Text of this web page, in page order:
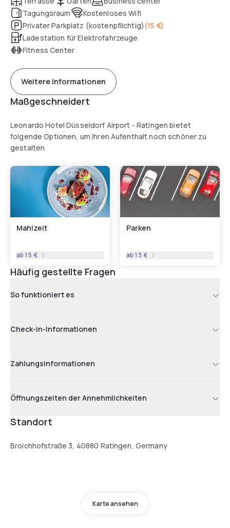
Tagungsraum
Kostenloses Wifi
Privater Parkplatz (kostenpflichtig)(15 €)
Ladestation für Elektrofahrzeuge
Fitness Center
Weitere Informationen
Maßgeschneidert
Leonardo Hotel Düsseldorf Airport - Ratingen bietet
folgende Optionen, um Ihren Aufenthalt noch schöner zu
gestalten
Mahlzeit
ab15 €
Parken
ab13 €
Häufig gestellte Fragen
So funktioniert es
Check-in-Informationen
Zahlungsinformationen
Öffnungszeiten der Annehmlichkeiten
Standort
Broichhofstraße 3, 40880 Ratingen, Germany
Karte ansehen